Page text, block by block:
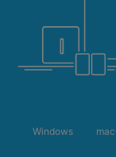
Windows